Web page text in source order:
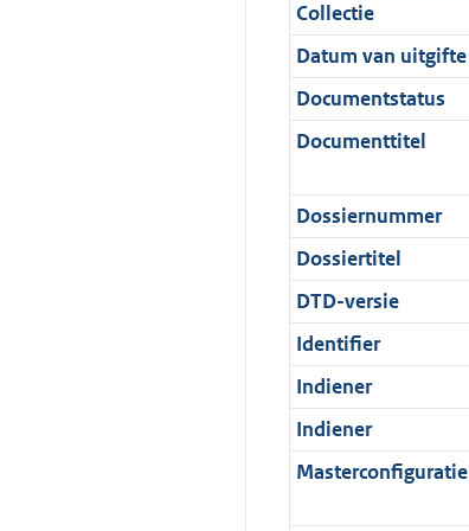
i
e
i
n
o
r
m
a
a
t
3
5
K
b
t
i
e
i
f
o
r
m
a
a
t
:
7
K
b
a
t
i
e
n
f
o
r
m
a
a
t
e
:
3
K
c
a
t
i
i
n
f
o
r
m
a
a
t
t
e
:
6
b
Collectie
Datum van uitgifte
Documentstatus
Documenttitel
Dossiernummer
Dossiertitel
DTD-versie
Identifier
Indiener
Indiener
Masterconfiguratie